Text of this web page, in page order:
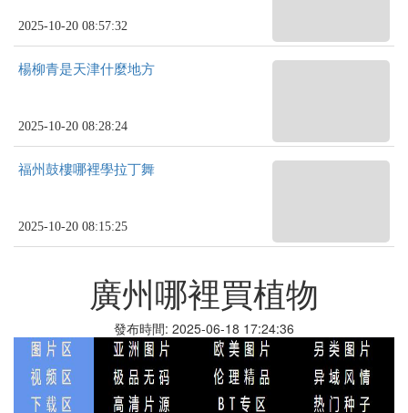
2025-10-20 08:57:32
楊柳青是天津什麼地方
2025-10-20 08:28:24
福州鼓樓哪裡學拉丁舞
2025-10-20 08:15:25
廣州哪裡買植物
發布時間: 2025-06-18 17:24:36